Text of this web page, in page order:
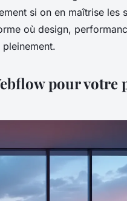
si on en maîtrise les
où design,
pour votre